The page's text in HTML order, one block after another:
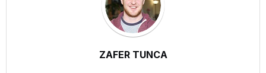
ZAFER TUNCA